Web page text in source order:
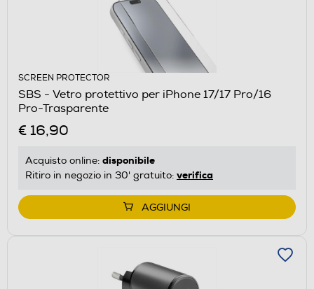
SCREEN PROTECTOR
SBS - Vetro protettivo per iPhone 17/17 Pro/16
Pro-Trasparente
€ 16,90
Acquisto online: disponibile
Ritiro in negozio in 30' gratuito: verifica
AGGIUNGI